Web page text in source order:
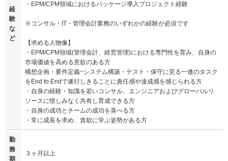
経
験
な
ど
・EPM/CPM領域におけるパッケージ導入プロジェクト経験
※コンサル・IT・管理会計業務のいずれかの経験が必須です
【求める人物像】
・EPM/CPM領域(管理会計、経営管理)における専門性を育み、自身の
市場価値を高める意欲のある方
構想企画・要件定義~システム構築・テスト・保守に至る一連のタスク
をEnd to Endで遂行しきることに責任感や達成感を感じられる方
・自身の経験・知識を若いコンサル、エンジニアおよびグローバルリ
ソースに惜しみなく共有し育成できる方
・自身の成功とチームの成功を喜べる方
・常に成長を求め、貪欲に学ぶ姿勢がある方
勤
務
期
３ヶ月以上